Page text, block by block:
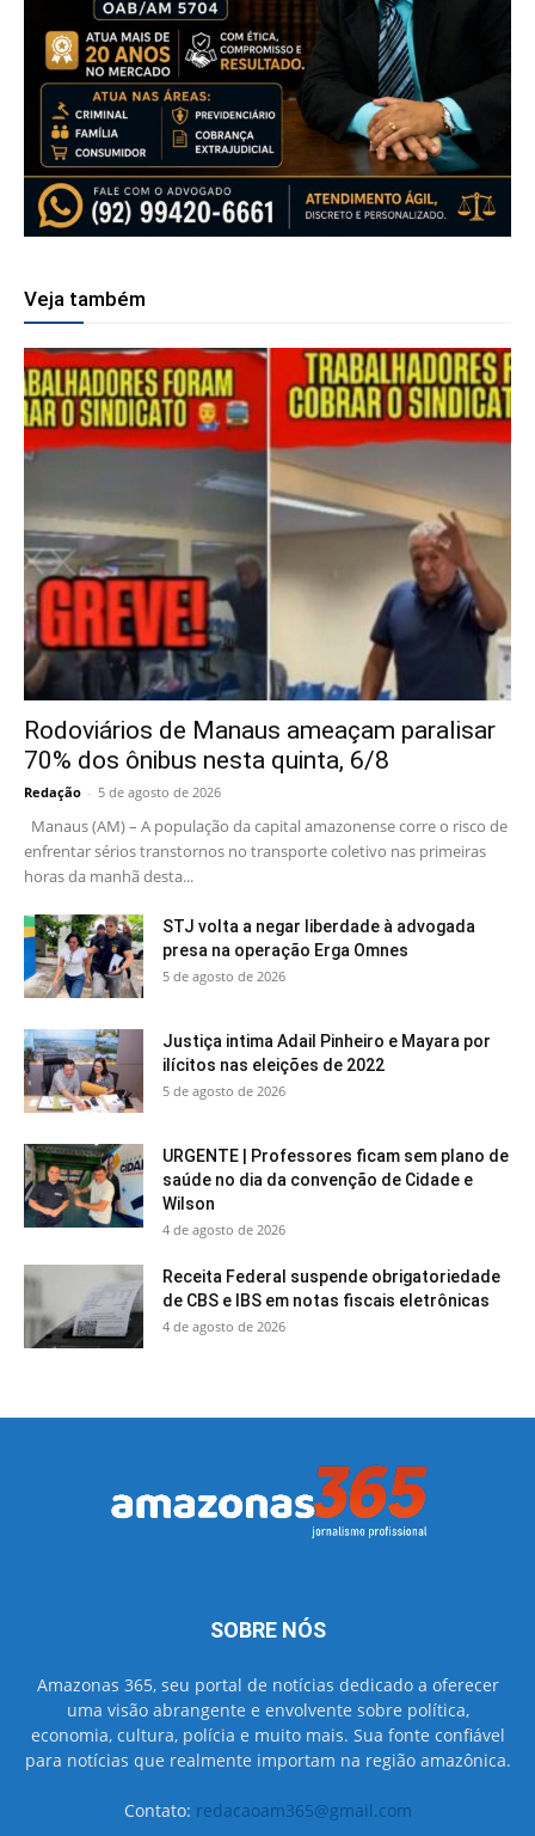
Veja também
Rodoviários de Manaus ameaçam paralisar
70% dos ônibus nesta quinta, 6/8
Redação - 5 de agosto de 2026
Manaus (AM) – A população da capital amazonense corre o risco de
enfrentar sérios transtornos no transporte coletivo nas primeiras
horas da manhã desta...
STJ volta a negar liberdade à advogada
presa na operação Erga Omnes
5 de agosto de 2026
Justiça intima Adail Pinheiro e Mayara por
ilícitos nas eleições de 2022
5 de agosto de 2026
URGENTE | Professores ficam sem plano de
saúde no dia da convenção de Cidade e
Wilson
4 de agosto de 2026
Receita Federal suspende obrigatoriedade
de CBS e IBS em notas fiscais eletrônicas
4 de agosto de 2026
SOBRE NÓS
Amazonas 365, seu portal de notícias dedicado a oferecer
uma visão abrangente e envolvente sobre política,
economia, cultura, polícia e muito mais. Sua fonte confiável
para notícias que realmente importam na região amazônica.
Contato: redacaoam365@gmail.com